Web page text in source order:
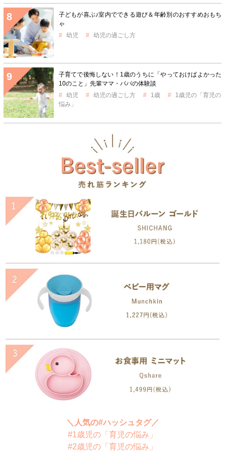
子どもが喜ぶ♪室内でできる遊び＆年齢別のおすすめおもち
ゃ
幼児
幼児の過ごし方
子育てで後悔しない！1歳のうちに「やっておけばよかった
10のこと」先輩ママ・パパの体験談
幼児
幼児の過ごし方 1歳
1歳児の「育児の
悩み」
＼人気の#ハッシュタグ／
#1歳児の「育児の悩み」
#2歳児の「育児の悩み」